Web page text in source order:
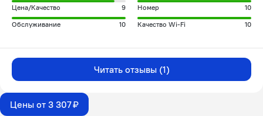
Цена/Качество
9 Номер
10
Обслуживание
10 Качество Wi-Fi 10
Читать отзывы (1)
Цены от 3 307 ₽